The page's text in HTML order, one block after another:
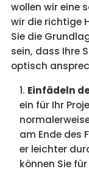
wollen wir eine
wir die richtige
Sie die
sein, dass Ihre
optisch
Einfädeln
ein für Ihr
am Ende des
er leichter
können Sie